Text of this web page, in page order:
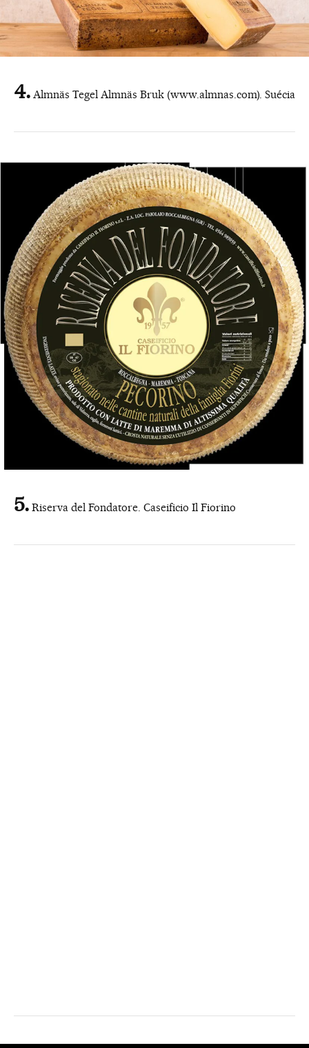
Almnäs Tegel Almnäs Bruk (www.almnas.com). Suécia
Riserva del Fondatore. Caseificio Il Fiorino